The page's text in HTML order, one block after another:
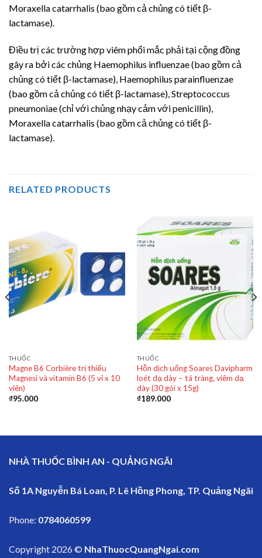
Moraxella catarrhalis (bao gồm cả chủng có tiết β-
lactamase).
Điều trị các trường hợp viêm phổi mắc phải tại cộng đồng
gây ra bởi các chủng Haemophilus influenzae (bao gồm cả
chủng có tiết β-lactamase), Haemophilus parainfluenzae
(bao gồm cả chủng có tiết β-lactamase), Streptococcus
pneumoniae (chỉ với chủng nhạy cảm với penicillin),
Moraxella catarrhalis (bao gồm cả chủng có tiết β-
lactamase).
RELATED PRODUCTS
THUỐC
Magne B6 Corbière trị thiếu
Magnesi và vitamin B6 (5 vỉ x 10
viên)
₫95.000
THUỐC
Hỗn dịch uống Soares Davipharm
loét dạ dày – tá tràng, viêm dạ
dày (30 gói x 15g)
₫189.000
NHÀ THUỐC BÌNH AN - QUẢNG NGÃI
Số 1A Nguyễn Bá Loan, P. Lê Hồng Phong, TP. Quảng Ngãi
Phone: 0784060599
Copyright 2026 © NhaThuocQuangNgai.com